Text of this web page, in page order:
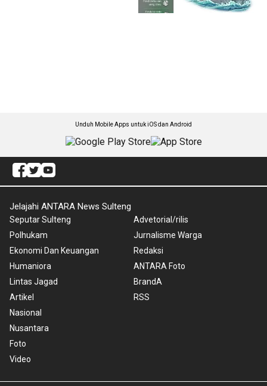
Unduh Mobile Apps untuk iOS dan Android
Jelajahi ANTARA News Sulteng
Seputar Sulteng
Polhukam
Ekonomi Dan Keuangan
Humaniora
Lintas Jagad
Artikel
Nasional
Nusantara
Foto
Video
Advetorial/rilis
Jurnalisme Warga
Redaksi
ANTARA Foto
BrandA
RSS